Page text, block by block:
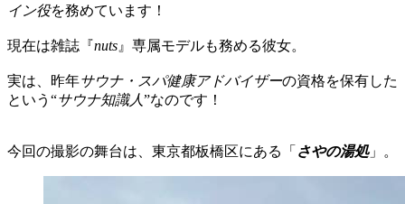
イン役を務めています！
現在は雑誌『nuts 』専属モデルも務める彼女。
実は、昨年サウナ・スパ健康アドバイザーの資格を保有した
という“サウナ知識人”なのです！
今回の撮影の舞台は、東京都板橋区にある「 さやの湯処」。